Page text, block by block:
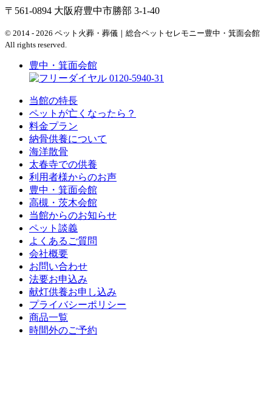
〒561-0894 大阪府豊中市勝部 3-1-40
© 2014 - 2026 ペット火葬・葬儀｜総合ペットセレモニー豊中・箕面会館
All rights reserved.
豊中・箕面会館
0120-5940-31
当館の特長
ペットが亡くなったら？
料金プラン
納骨供養について
海洋散骨
太春寺での供養
利用者様からのお声
豊中・箕面会館
高槻・茨木会館
当館からのお知らせ
ペット談義
よくあるご質問
会社概要
お問い合わせ
法要お申込み
献灯供養お申し込み
プライバシーポリシー
商品一覧
時間外のご予約